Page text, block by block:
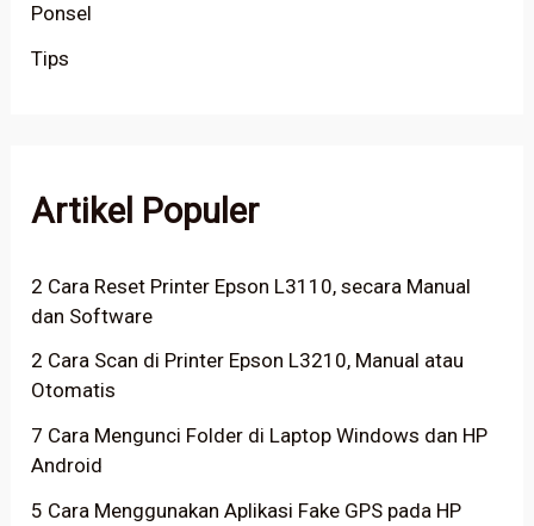
Ponsel
Tips
Artikel Populer
2 Cara Reset Printer Epson L3110, secara Manual
dan Software
2 Cara Scan di Printer Epson L3210, Manual atau
Otomatis
7 Cara Mengunci Folder di Laptop Windows dan HP
Android
5 Cara Menggunakan Aplikasi Fake GPS pada HP